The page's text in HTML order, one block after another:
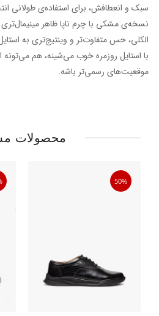
سبک و انعطافش، برای استفاده‌ی طولانی
نسخه‌ی مشکی با چرم ناپا ظاهر مینیمال‌تری
الکلی، حس متفاوت‌تر و وینتیج‌تری به
با استایل روزمره خوب می‌شینه، هم
موقعیت‌های رسمی‌تر باشه.
محصولات
50%